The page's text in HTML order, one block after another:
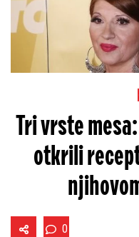
Tri vrste
otkrili
0